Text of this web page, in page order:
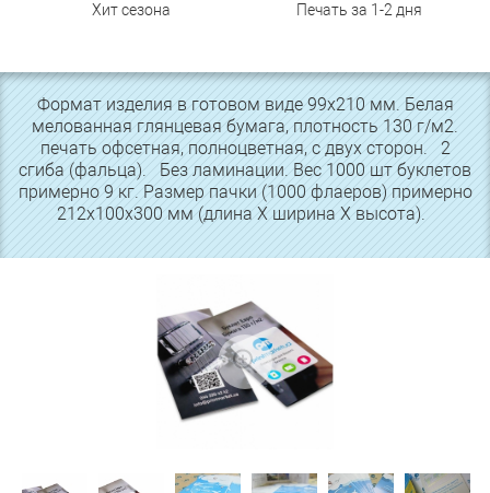
Хит сезона Печать за 1-2 дня
Формат изделия в готовом виде 99х210 мм. Белая
мелованная глянцевая бумага, плотность 130 г/м2.
печать офсетная, полноцветная, с двух сторон. 2
сгиба (фальца). Без ламинации. Вес 1000 шт буклетов
примерно 9 кг. Размер пачки (1000 флаеров) примерно
212х100х300 мм (длина Х ширина Х высота).